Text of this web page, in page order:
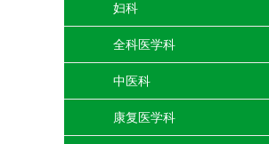
妇科
全科医学科
中医科
康复医学科